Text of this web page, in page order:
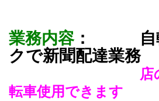
業務内容： 自転
クで新聞配達業務
店
転車使用できます